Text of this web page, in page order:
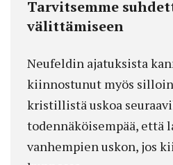
Tarvitsemme
välittämiseen
Neufeldin ajatuksista
kiinnostunut myös
kristillistä uskoa
todennäköisempää, että
vanhempien uskon, jos